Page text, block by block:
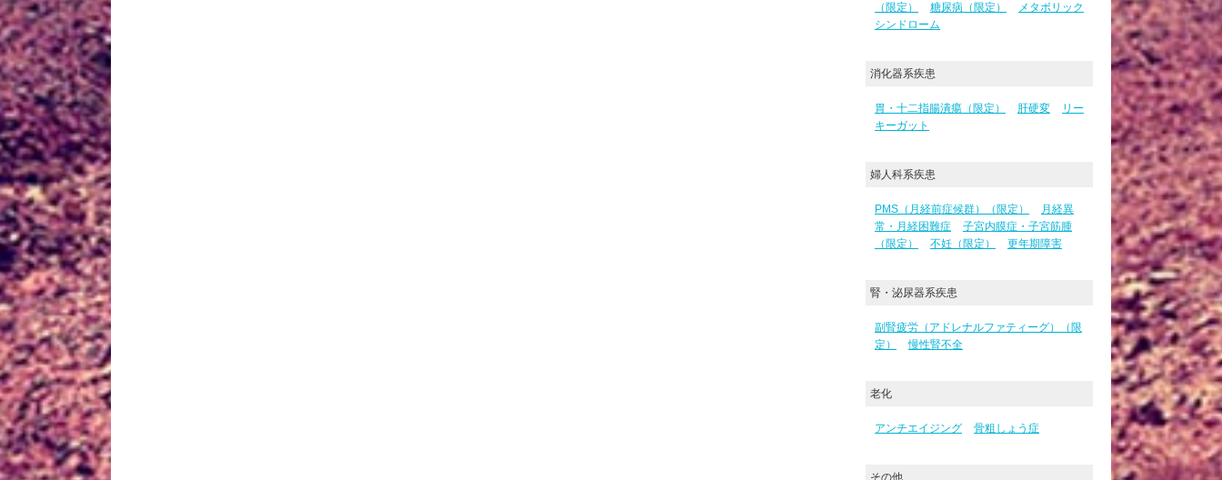
（限定）
糖尿病（限定）
メタボリック
シンドローム
消化器系疾患
胃・十二指腸潰瘍（限定） 肝硬変
リー
キーガット
婦人科系疾患
PMS（月経前症候群）（限定）
月経異
常・月経困難症
子宮内膜症・子宮筋腫
（限定）
不妊（限定） 更年期障害
腎・泌尿器系疾患
副腎疲労（アドレナルファティーグ）（限
定）
慢性腎不全
老化
アンチエイジング 骨粗しょう症